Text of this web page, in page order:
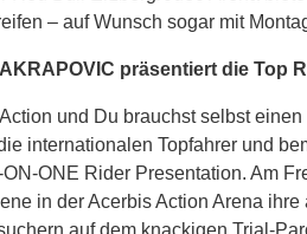
– auf Wunsch sogar mit
präsentiert die Top
und Du brauchst selbst
internationalen Topfahrer und
ONE Rider Presentation. Am
in der Acerbis Action Arena
auf dem knackigen Trial-